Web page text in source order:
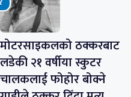
मोटरसाइकलको ठक्करबाट
लडेकी २१ वर्षीया स्कुटर
चालकलाई फोहोर बोक्ने